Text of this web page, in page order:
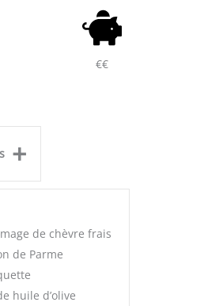
€€
+
de chèvre frais
de Parme
huile d’olive